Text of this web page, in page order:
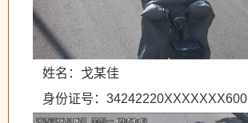
姓名：戈某佳
身份证号：34242220XXXXXXX600